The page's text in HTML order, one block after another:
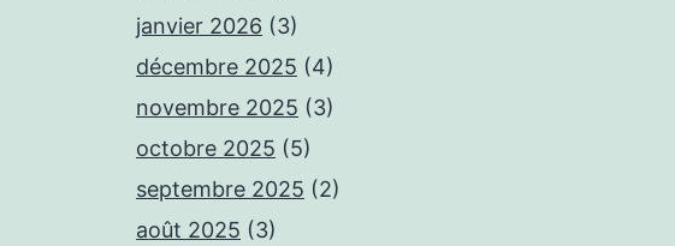
janvier 2026 (3)
décembre 2025 (4)
novembre 2025 (3)
octobre 2025 (5)
septembre 2025 (2)
août 2025 (3)